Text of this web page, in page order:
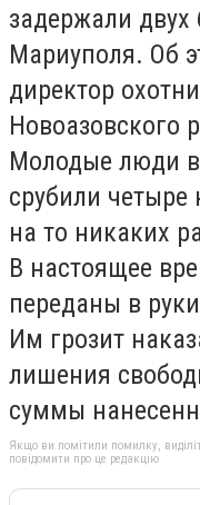
задержали двух
Мариуполя. Об
директор
Новоазовского
Молодые люди
срубили
на то никаких
В настоящее
переданы в
Им грозит
лишения
суммы
Якщо ви помітили помилку,
повідомити про це редакцію